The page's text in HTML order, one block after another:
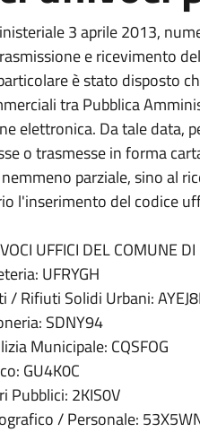
3 aprile 2013,
e ricevimento
è stato disposto
tra Pubblica
elettronica. Da tale data,
o trasmesse in forma
parziale, sino al
l'inserimento del codice
UFFICI DEL COMUNE
UFRYGH
/ Rifiuti Solidi Urbani:
SDNY94
Municipale: CQSFOG
GU4K0C
Pubblici: 2KIS0V
/ Personale: